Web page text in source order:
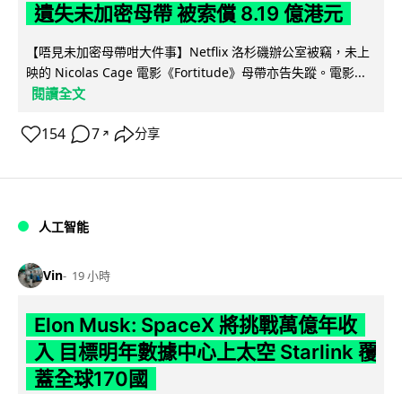
遺失未加密母帶 被索償 8.19 億港元
【唔見未加密母帶咁大件事】Netflix 洛杉磯辦公室被竊，未上
映的 Nicolas Cage 電影《Fortitude》母帶亦告失蹤。電影...
閱讀全文
154 7 ↗ 分享
人工智能
Vin 19 小時
Elon Musk: SpaceX 將挑戰萬億年收
入 目標明年數據中心上太空 Starlink 覆
蓋全球170國